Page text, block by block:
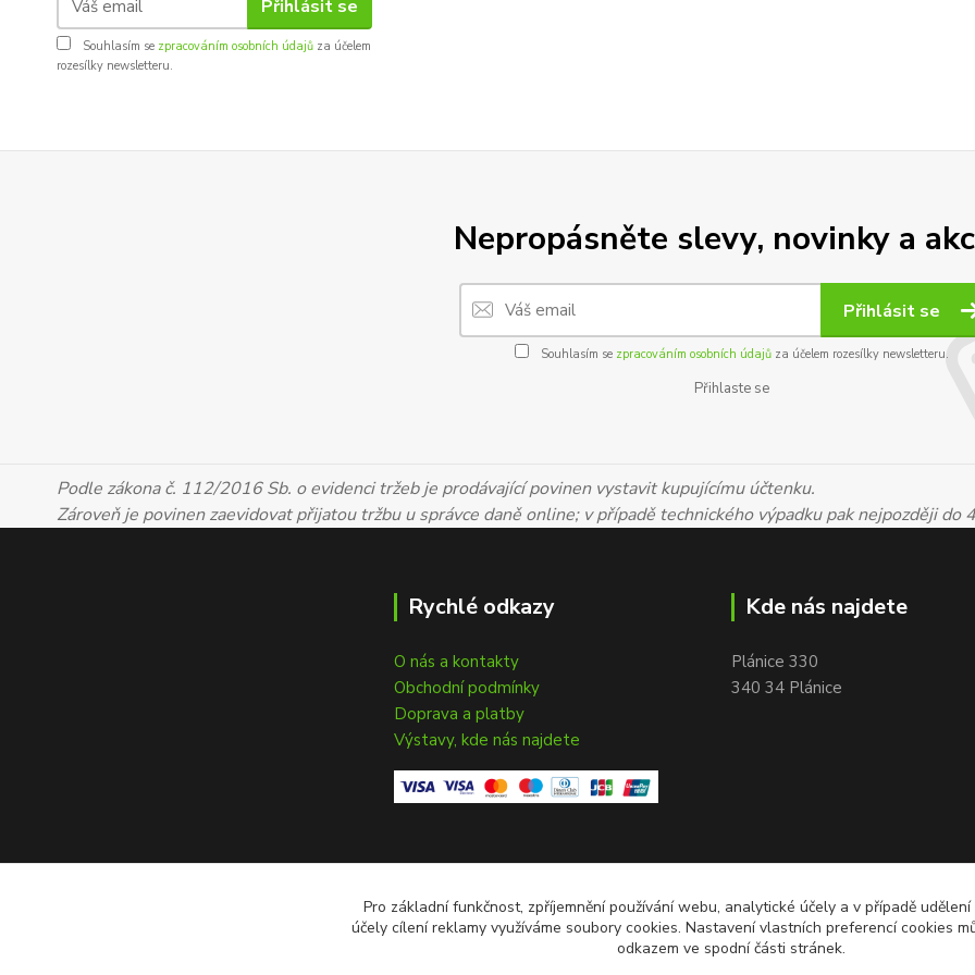
Přihlásit se
Souhlasím se zpracováním osobních údajů za účelem
rozesílky newsletteru.
Nepropásněte slevy, novinky a
Přihlásit se
Souhlasím se zpracováním osobních údajůza účelem rozesílky newsletteru.
Přihlaste se
Podle zákona č. 112/2016 Sb. o evidenci tržeb je prodávající povinen vystavit kupujícímu účtenku.
Zároveň je povinen zaevidovat přijatou tržbu u správce daně online; v případě technického výpadku pak nejpozději do
Rychlé odkazy
O nás a kontakty
Obchodní podmínky
Doprava a platby
Výstavy, kde nás najdete
Kde nás najdete
Plánice 330
340 34 Plánice
Pro základní funkčnost, zpříjemnění používání webu, analytické účely a v případě
účely cílení reklamy využíváme soubory cookies. Nastavení vlastních preferencí cookies
odkazem ve spodní části stránek.